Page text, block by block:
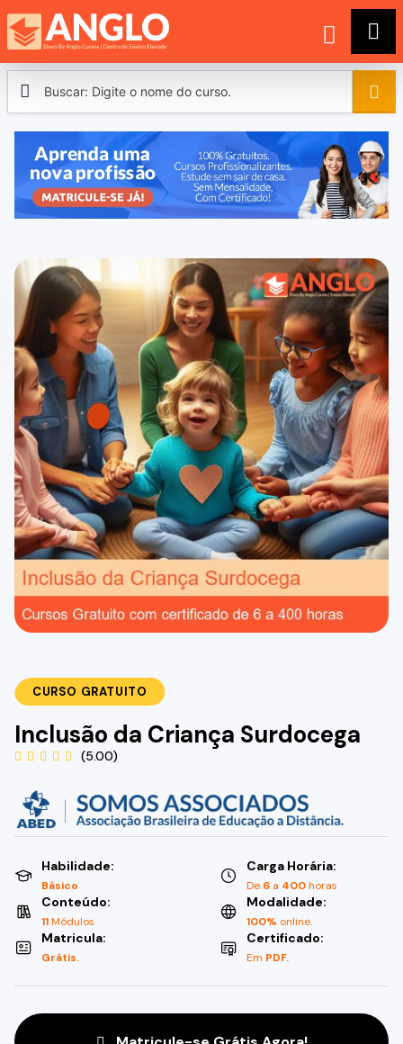
CURSO GRATUITO
Inclusão da Criança Surdocega
(5.00)
Habilidade:
Básico
Carga Horária:
De 6 a 400horas
Conteúdo:
11Módulos
Modalidade:
100% online.
Matricula:
Grátis.
Certificado:
Em PDF.